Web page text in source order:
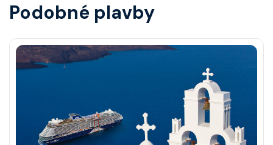
Podobné plavby